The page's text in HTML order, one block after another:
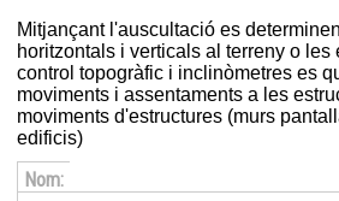
Mitjançant l'auscultació es
horitzontals i verticals al terreny o les
control topogràfic i inclinòmetres es
moviments i assentaments a les
moviments d'estructures (murs
edificis)
Nom: